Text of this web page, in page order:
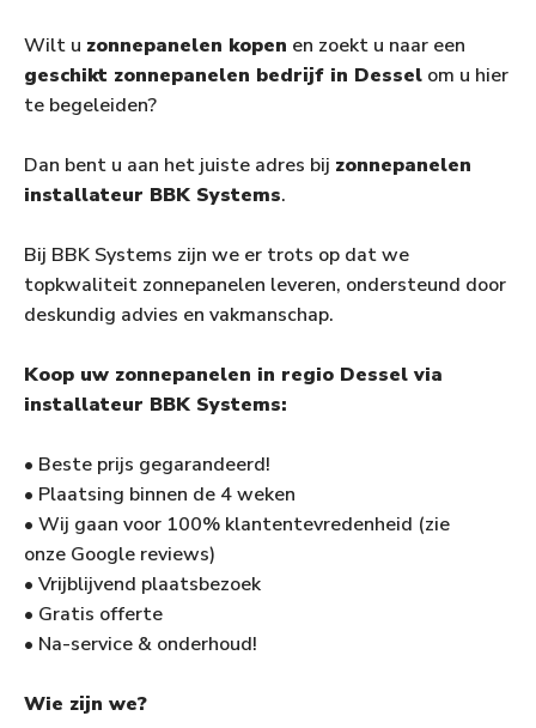
Wilt u zonnepanelen kopen en zoekt u naar een
geschikt zonnepanelen bedrijf in Dessel om u hier
te begeleiden?
Dan bent u aan het juiste adres bij zonnepanelen
installateur BBK Systems.
Bij BBK Systems zijn we er trots op dat we
topkwaliteit zonnepanelen leveren, ondersteund door
deskundig advies en vakmanschap.
Koop uw zonnepanelen in regio Dessel via
installateur BBK Systems:
• Beste prijs gegarandeerd!
• Plaatsing binnen de 4 weken
• Wij gaan voor 100% klantentevredenheid (zie
onze Google reviews)
• Vrijblijvend plaatsbezoek
• Gratis offerte
• Na-service & onderhoud!
Wie zijn we?